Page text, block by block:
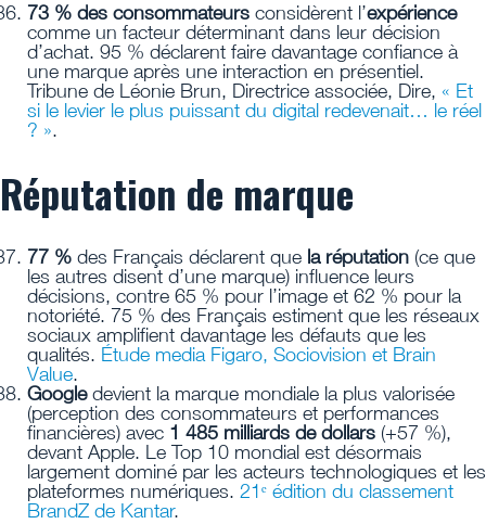
73 % des consommateurs considèrent l’expérience
comme un facteur déterminant dans leur décision
d’achat. 95 % déclarent faire davantage confiance à
une marque après une interaction en présentiel.
Tribune de Léonie Brun, Directrice associée, Dire, « Et
si le levier le plus puissant du digital redevenait… le réel
? ».
Réputation de marque
77 % des Français déclarent que la réputation (ce que
les autres disent d’une marque) influence leurs
décisions, contre 65 % pour l’image et 62 % pour la
notoriété. 75 % des Français estiment que les réseaux
sociaux amplifient davantage les défauts que les
qualités. Étude media Figaro, Sociovision et Brain
Value.
Googledevient la marque mondiale la plus valorisée
(perception des consommateurs et performances
financières) avec 1 485 milliards de dollars (+57 %),
devant Apple. Le Top 10 mondial est désormais
largement dominé par les acteurs technologiques et les
plateformes numériques. 21ᵉ édition du classement
BrandZ de Kantar.